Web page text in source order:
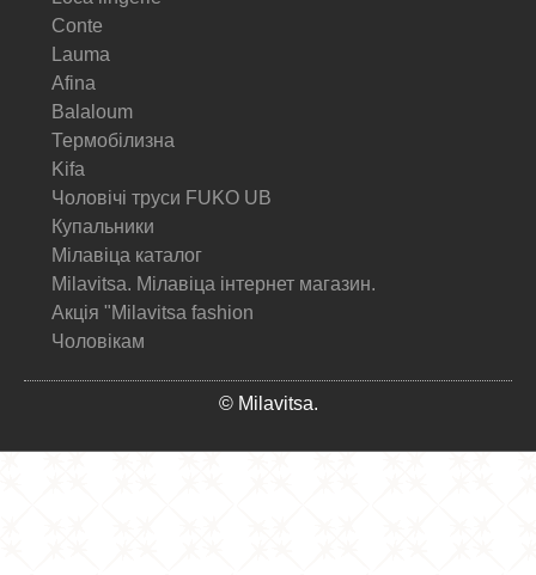
Conte
Lauma
Afina
Balaloum
Термобілизна
Kifa
Чоловічі труси FUKO UB
Купальники
Мілавіца каталог
Milavitsa. Мілавіца інтернет магазин.
Акція "Milavitsa fashion
Чоловікам
© Milavitsa.